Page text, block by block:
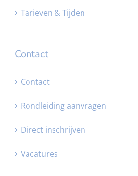
Tarieven & Tijden
Contact
Contact
Rondleiding aanvragen
Direct inschrijven
Vacatures